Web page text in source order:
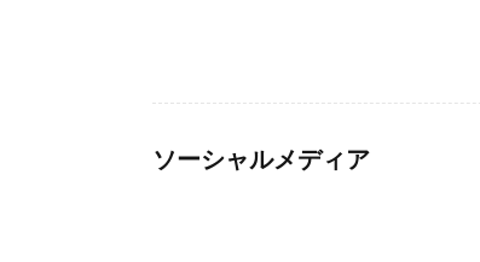
ソーシャルメディア